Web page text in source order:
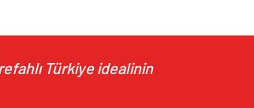
Türkiye idealinin